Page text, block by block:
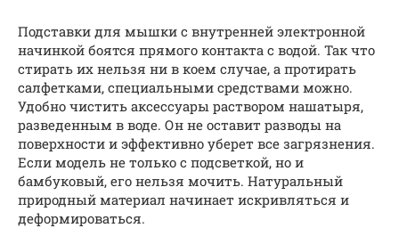
Подставки для мышки с внутренней электронной
начинкой боятся прямого контакта с водой. Так что
стирать их нельзя ни в коем случае, а протирать
салфетками, специальными средствами можно.
Удобно чистить аксессуары раствором нашатыря,
разведенным в воде. Он не оставит разводы на
поверхности и эффективно уберет все загрязнения.
Если модель не только с подсветкой, но и
бамбуковый, его нельзя мочить. Натуральный
природный материал начинает искривляться и
деформироваться.